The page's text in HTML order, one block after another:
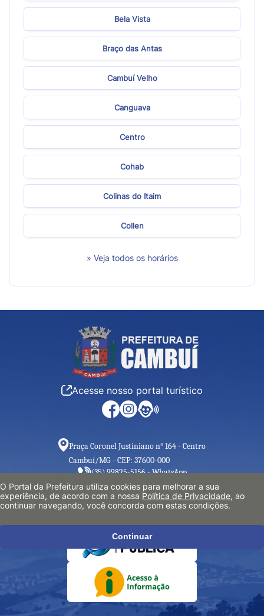
Bela Vista
Braço das Antas
Cambuí Velho
Canguava
Centro
Cohab
Colinas do Itaim
Collen
» Veja todos os horários
Acesse nosso portal turístico
Praça Coronel Justiniano n° 164 - Centro
Cambuí/MG - CEP: 37600-000
(35) 99825-5156 - WhatsApp
Segunda a Sexta, das 8h às 17h
gabinete@prefeituradecambui.mg.gov.br
O Portal da Prefeitura utiliza cookies para melhorar a sua
experiência, de acordo com a nossa Política de Privacidade, ao
continuar navegando, você concorda com estas condições.
Continuar